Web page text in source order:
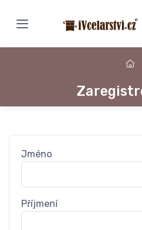
Jméno
Příjmení